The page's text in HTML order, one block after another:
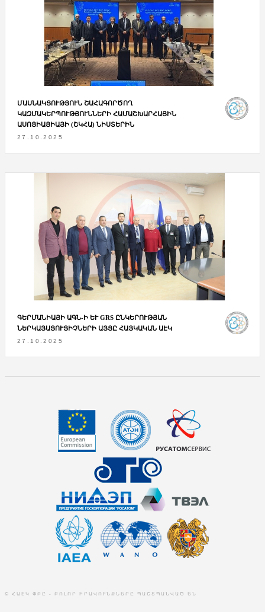
ՄԱՍՆԱԿՑՈՒԹՅՈՒՆ ՇԱՀԱԳՈՐԾՈՂ
ԿԱԶՄԱԿԵՐՊՈՒԹՅՈՒՆՆԵՐԻ ՀԱՄԱՇԽԱՐՀԱՅԻՆ
ԱՍՈՑԻԱՑԻԱՅԻ (ՇԿՀԱ) ՆԻՍՏԵՐԻՆ
27.10.2025
ԳԵՐՄԱՆԻԱՅԻ ԱԳՆ-Ի ԵՒ GRS ԸՆԿԵՐՈՒԹՅԱՆ Ն
ԵՐԿԱՅԱՑՈՒՑԻՉՆԵՐԻ ԱՅՑԸ ՀԱՅԿԱԿԱՆ ԱԷԿ
27.10.2025
© ՀԱԷԿ ՓԲԸ - ԲՈԼՈՐ ԻՐԱՎՈՒՆՔՆԵՐԸ ՊԱՇՏՊԱՆՎԱԾ ԵՆ